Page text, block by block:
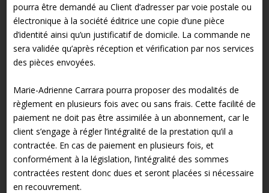
pourra être demandé au Client d’adresser par voie postale ou
électronique à la société éditrice une copie d’une pièce
d’identité ainsi qu’un justificatif de domicile. La commande ne
sera validée qu’après réception et vérification par nos services
des pièces envoyées.
Marie-Adrienne Carrara pourra proposer des modalités de
règlement en plusieurs fois avec ou sans frais. Cette facilité de
paiement ne doit pas être assimilée à un abonnement, car le
client s’engage à régler l’intégralité de la prestation qu’il a
contractée. En cas de paiement en plusieurs fois, et
conformément à la législation, l’intégralité des sommes
contractées restent donc dues et seront placées si nécessaire
en recouvrement.